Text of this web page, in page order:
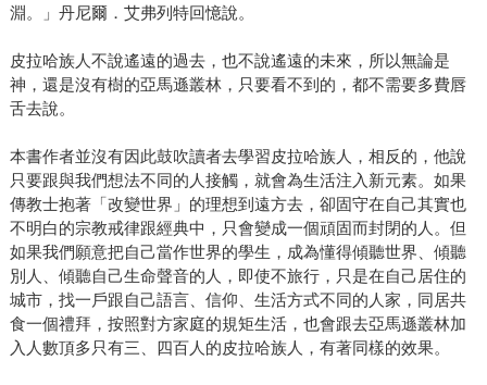
淵。」丹尼爾．艾弗列特回憶說。
皮拉哈族人不說遙遠的過去，也不說遙遠的未來，所以無論是
神，還是沒有樹的亞馬遜叢林，只要看不到的，都不需要多費唇
舌去說。
本書作者並沒有因此鼓吹讀者去學習皮拉哈族人，相反的，他說
只要跟與我們想法不同的人接觸，就會為生活注入新元素。如果
傳教士抱著「改變世界」的理想到遠方去，卻固守在自己其實也
不明白的宗教戒律跟經典中，只會變成一個頑固而封閉的人。但
如果我們願意把自己當作世界的學生，成為懂得傾聽世界、傾聽
別人、傾聽自己生命聲音的人，即使不旅行，只是在自己居住的
城市，找一戶跟自己語言、信仰、生活方式不同的人家，同居共
食一個禮拜，按照對方家庭的規矩生活，也會跟去亞馬遜叢林加
入人數頂多只有三、四百人的皮拉哈族人，有著同樣的效果。